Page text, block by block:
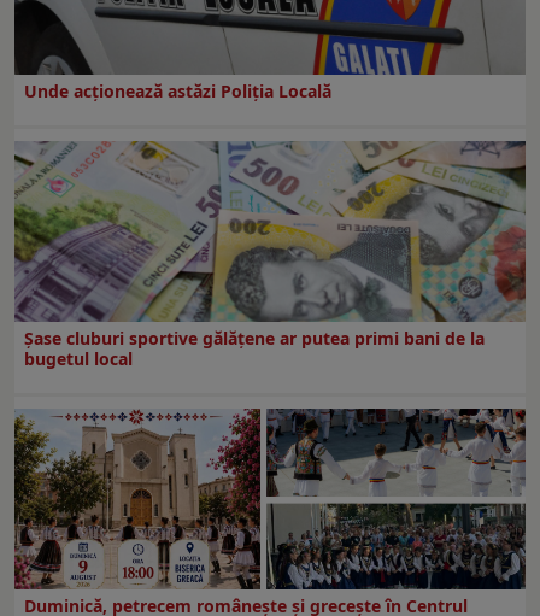
Unde acționează astăzi Poliția Locală
Şase cluburi sportive gălăţene ar putea primi bani de la
bugetul local
Duminică, petrecem româneşte şi greceşte în Centrul